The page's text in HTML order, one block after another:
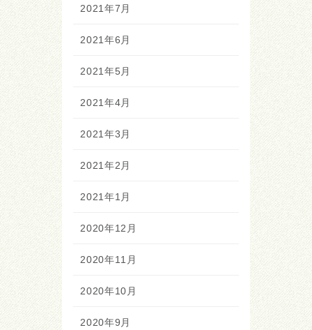
2021年7月
2021年6月
2021年5月
2021年4月
2021年3月
2021年2月
2021年1月
2020年12月
2020年11月
2020年10月
2020年9月